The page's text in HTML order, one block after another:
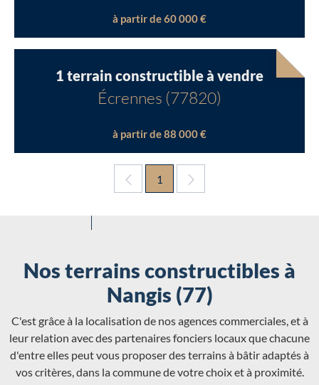
à partir de 60 000 €
1 terrain constructible à vendre
Écrennes (77820)
à partir de 88 000 €
1
Nos terrains constructibles à
Nangis (77)
C'est grâce à la localisation de nos agences commerciales, et à
leur relation avec des partenaires fonciers locaux que chacune
d'entre elles peut vous proposer des terrains à bâtir adaptés à
vos critères, dans la commune de votre choix et à proximité.